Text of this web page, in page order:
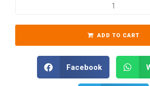
ADD TO CART
Facebook